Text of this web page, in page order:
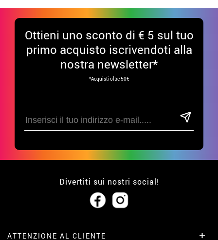
Ottieni uno sconto di € 5 sul tuo
primo acquisto iscrivendoti alla
nostra newsletter*
*Acquisti oltre 50€
Divertiti sui nostri social!
ATTENZIONE AL CLIENTE